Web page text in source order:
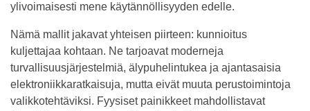
ylivoimaisesti mene käytännöllisyyden edelle.
Nämä mallit jakavat yhteisen piirteen: kunnioitus
kuljettajaa kohtaan. Ne tarjoavat moderneja
turvallisuusjärjestelmiä, älypuhelintukea ja ajantasaisia
elektroniikkaratkaisuja, mutta eivät muuta perustoimintoja
valikkotehtäviksi. Fyysiset painikkeet mahdollistavat